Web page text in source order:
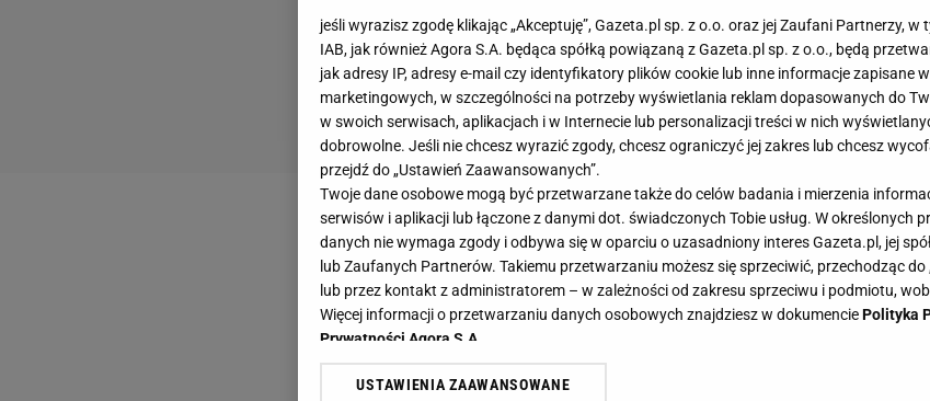
jeśli wyrazisz zgodę klikając „Akceptuję”, Gazeta.pl sp. z o.o. oraz jej Zaufani Partnerzy, w
IAB, jak również Agora S.A. będąca spółką powiązaną z Gazeta.pl sp. z o.o., będą
jak adresy IP, adresy e-mail czy identyfikatory plików cookie lub inne informacje zapisane
marketingowych, w szczególności na potrzeby wyświetlania reklam dopasowanych do
w swoich serwisach, aplikacjach i w Internecie lub personalizacji treści w nich
dobrowolne. Jeśli nie chcesz wyrazić zgody, chcesz ograniczyć jej zakres lub chcesz
przejdź do „Ustawień Zaawansowanych”.
Twoje dane osobowe mogą być przetwarzane także do celów badania i mierzenia
serwisów i aplikacji lub łączone z danymi dot. świadczonych Tobie usług. W określonych
danych nie wymaga zgody i odbywa się w oparciu o uzasadniony interes Gazeta.pl, jej
lub Zaufanych Partnerów. Takiemu przetwarzaniu możesz się sprzeciwić, przechodząc
lub przez kontakt z administratorem – w zależności od zakresu sprzeciwu i podmiotu,
Więcej informacji o przetwarzaniu danych osobowych znajdziesz w dokumenciePolityka
Prywatności Agora S.A.
Klikając „Akceptuję” wyrażasz też zgodę na zainstalowanie i przechowywanie plików
USTAWIENIA ZAAWANSOWANE